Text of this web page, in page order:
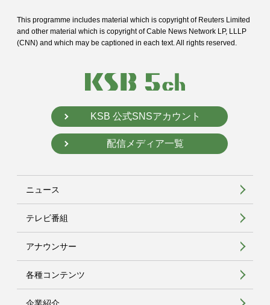
This programme includes material which is copyright of Reuters Limited
and other material which is copyright of Cable News Network LP, LLLP
(CNN) and which may be captioned in each text. All rights reserved.
KSB 公式SNSアカウント
配信メディア一覧
ニュース
テレビ番組
アナウンサー
各種コンテンツ